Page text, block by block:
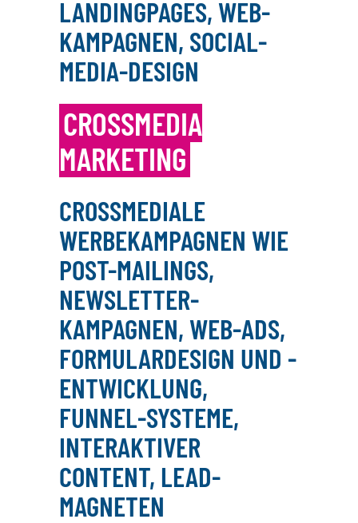
LANDINGPAGES, WEB-
KAMPAGNEN, SOCIAL-
MEDIA-DESIGN
CROSSMEDIA
MARKETING
CROSSMEDIALE
WERBEKAMPAGNEN WIE
POST-MAILINGS,
NEWSLETTER-
KAMPAGNEN, WEB-ADS,
FORMULARDESIGN UND -
ENTWICKLUNG,
FUNNEL-SYSTEME,
INTERAKTIVER
CONTENT, LEAD-
MAGNETEN